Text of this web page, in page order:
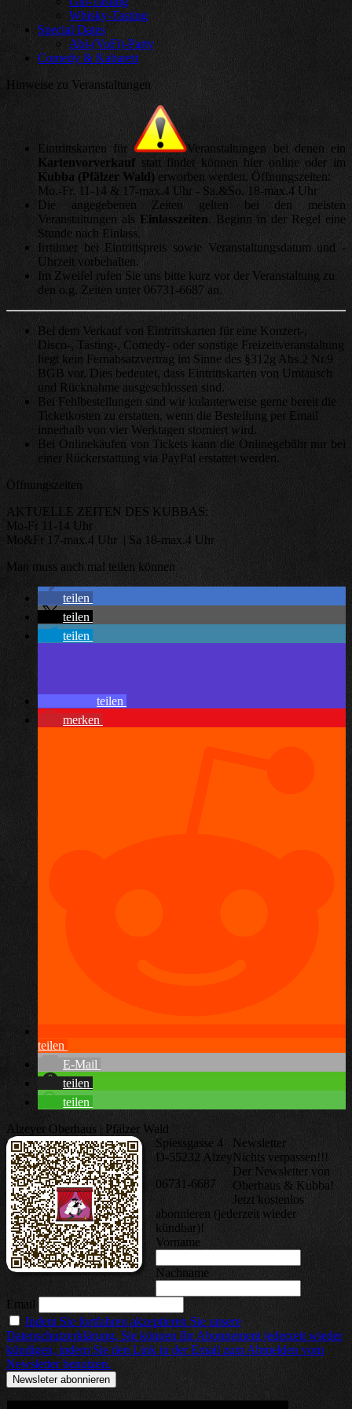
Whisky-Tasting
Special Dates
Abi-(VoFi)-Party
Comedy & Kabarett
Hinweise zu Veranstaltungen
Eintrittskarten für
Veranstaltungen bei denen ein
Kartenvorverkauf statt findet können hier online oder im
Kubba (Pfälzer Wald)erworben werden. Öffnungszeiten:
Mo.-Fr. 11-14 & 17-max.4 Uhr - Sa.&So. 18-max.4 Uhr
Die angegebenen Zeiten gelten bei den meisten
Veranstaltungen als Einlasszeiten. Beginn in der Regel eine
Stunde nach Einlass.
Irrtümer bei Eintrittspreis sowie Veranstaltungsdatum und -
Uhrzeit vorbehalten.
Im Zweifel rufen Sie uns bitte kurz vor der Veranstaltung zu
den o.g. Zeiten unter 06731-6687 an.
Bei dem Verkauf von Eintrittskarten für eine Konzert-,
Disco-, Tasting-, Comedy- oder sonstige Freizeitveranstaltung
liegt kein Fernabsatzvertrag im Sinne des §312g Abs.2 Nr.9
BGB vor. Dies bedeutet, dass Eintrittskarten von Umtausch
und Rücknahme ausgeschlossen sind.
Bei Fehlbestellungen sind wir kulanterweise gerne bereit die
Ticketkosten zu erstatten, wenn die Bestellung per Email
innerhalb von vier Werktagen storniert wird.
Bei Onlinekäufen von Tickets kann die Onlinegebühr nur bei
einer Rückerstattung via PayPal erstattet werden.
Öffnungszeiten
AKTUELLE ZEITEN DES KUBBAS:
Mo-Fr 11-14 Uhr
Mo&Fr 17-max.4 Uhr | Sa 18-max.4 Uhr
Man muss auch mal teilen können
teilen
teilen
teilen
teilen
merken
teilen
E-Mail
teilen
teilen
Alzeyer Oberhaus | Pfälzer Wald
Spiessgasse 4
D-55232 Alzey
06731-6687
Newsletter
Nichts verpassen!!!
Der Newsletter von
Oberhaus & Kubba!
Jetzt kostenlos
abonnieren (jederzeit wieder
kündbar)!
Vorname
Nachname
Email
Indem Sie fortfahren akzeptieren Sie unsere
Datenschutzerklärung. Sie können Ihr Abonnement jederzeit wieder
kündigen, indem Sie den Link in der Email zum Abmelden vom
Newsletter benutzen.